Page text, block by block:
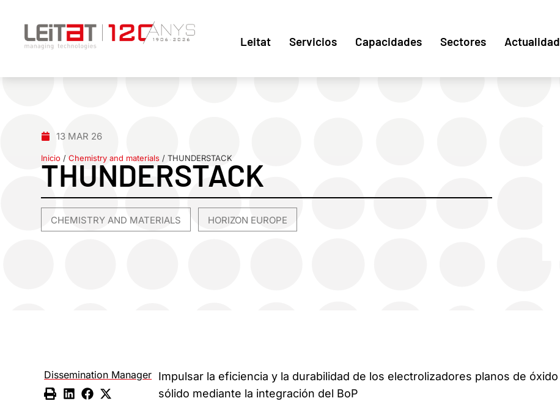
Leitat Servicios Capacidades Sectores Actualidad
13 MAR 26
Inicio /Chemistry and materials /THUNDERSTACK
THUNDERSTACK
CHEMISTRY AND MATERIALS HORIZON EUROPE
Dissemination Manager Impulsar la eficiencia y la durabilidad de los electrolizadores planos de óxido
sólido mediante la integración del BoP